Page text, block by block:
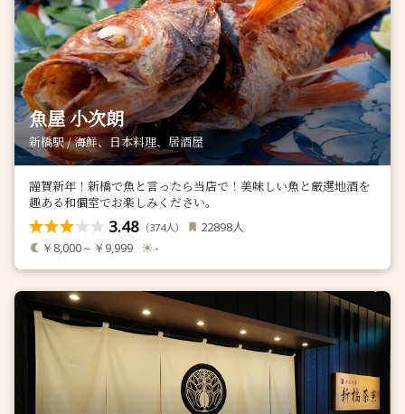
魚屋 小次朗
新橋駅 / 海鮮、日本料理、居酒屋
謹賀新年！新橋で魚と言ったら当店で！美味しい魚と厳選地酒を
趣ある和個室でお楽しみください。
3.48 （374人） 22898人
￥8,000～￥9,999 -